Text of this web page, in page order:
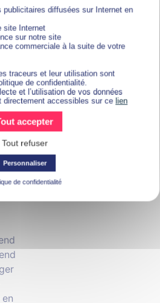
publicitaires diffusées sur Internet en
site Internet
sur notre site
commerciale à la suite de votre
traceurs et leur utilisation sont
de confidentialité.
et l’utilisation de vos données
directement accessibles sur ce lien
accepter
Tout refuser
Personnaliser
de confidentialité